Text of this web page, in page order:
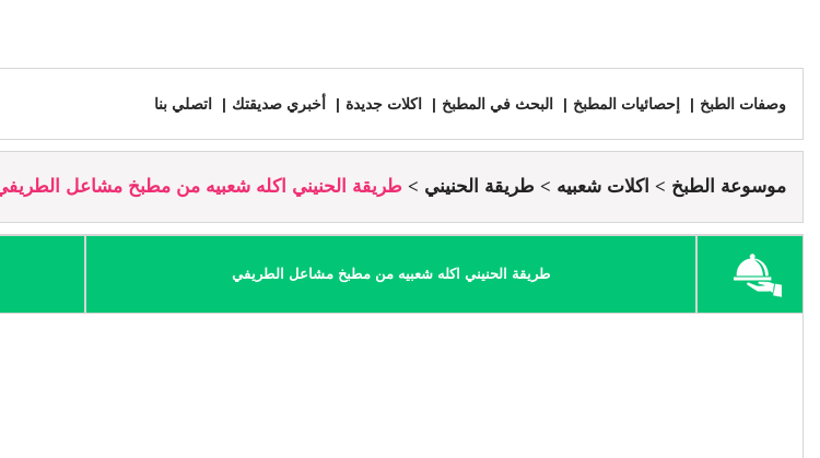
وصفات الطبخ إحصائيات المطبخ البحث في المطبخ اكلات جديدة أخبري صديقتك اتصلي بنا
موسوعة الطبخ اكلات شعبيه طريقة الحنيني طريقة الحنيني اكله شعبيه من مطبخ مشاعل
طريقة الحنيني اكله شعبيه من مطبخ مشاعل الطريفي